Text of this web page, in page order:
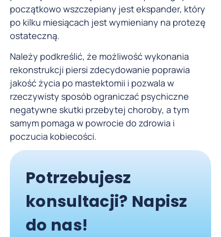
początkowo wszczepiany jest ekspander, który
po kilku miesiącach jest wymieniany na protezę
ostateczną.
Należy podkreślić, że możliwość wykonania
rekonstrukcji piersi zdecydowanie poprawia
jakość życia po mastektomii i pozwala w
rzeczywisty sposób ograniczać psychiczne
negatywne skutki przebytej choroby, a tym
samym pomaga w powrocie do zdrowia i
poczucia kobiecości.
Potrzebujesz
konsultacji? Napisz
do nas!